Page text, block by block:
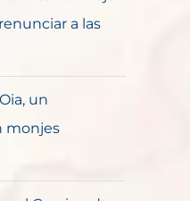
a las
un
monjes